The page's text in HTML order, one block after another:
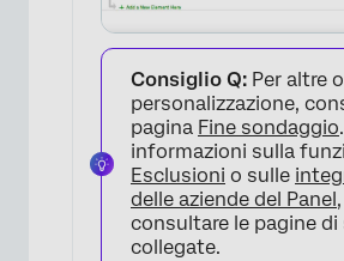
Consiglio Q: Per altre
personalizzazione,
pagina Fine sondaggio
informazioni sulla
Esclusioni o sulle
delle aziende del Panel,
consultare le pagine
collegate.